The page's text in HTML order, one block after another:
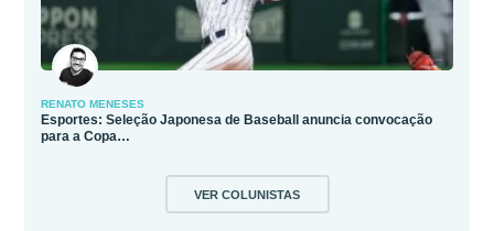
RENATO MENESES
Esportes: Seleção Japonesa de Baseball anuncia convocação
para a Copa…
VER COLUNISTAS